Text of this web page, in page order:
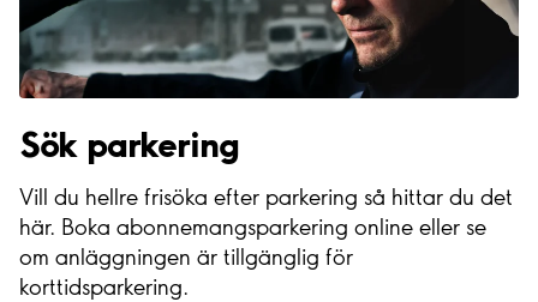
Sök parkering
Vill du hellre frisöka efter parkering så hittar du det
här. Boka abonnemangsparkering online eller se
om anläggningen är tillgänglig för
korttidsparkering.